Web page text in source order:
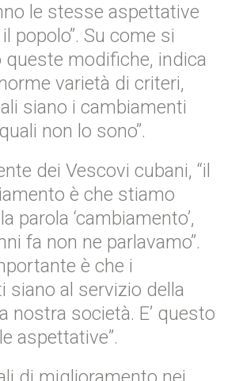
le stesse aspettative
popolo”. Su come si
queste modifiche, indica
varietà di criteri,
siano i cambiamenti
non lo sono”.
dei Vescovi cubani, “il
è che stiamo
parola ‘cambiamento’,
fa non ne parlavamo”.
è che i
siano al servizio della
nostra società. E’ questo
aspettative”.